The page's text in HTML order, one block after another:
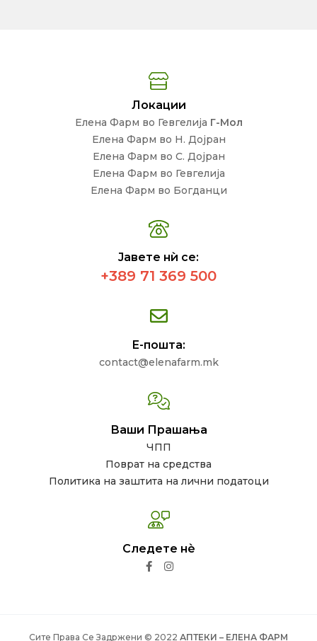
Локации
Елена Фарм во Гевгелија Г-Мол
Елена Фарм во Н. Дојран
Елена Фарм во С. Дојран
Елена Фарм во Гевгелија
Елена Фарм во Богданци
Јавете нѝ се:
+389 71 369 500
Е-пошта:
contact@elenafarm.mk
Ваши Прашања
ЧПП
Поврат на средства
Политика на заштита на лични податоци
Следете нѐ
Сите Права Се Задржени © 2022 АПТЕКИ – ЕЛЕНА ФАРМ